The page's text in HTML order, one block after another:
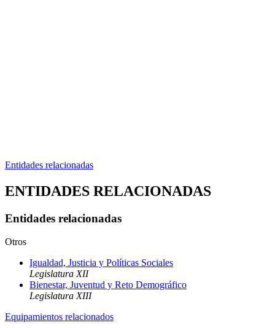
Entidades relacionadas
ENTIDADES RELACIONADAS
Entidades relacionadas
Otros
Igualdad, Justicia y Políticas Sociales
Legislatura XII
Bienestar, Juventud y Reto Demográfico
Legislatura XIII
Equipamientos relacionados